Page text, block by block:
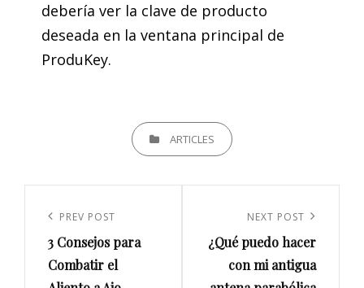
debería ver la clave de producto
deseada en la ventana principal de
ProduKey.
CATEGORIESARTICLES
entradas
Previous
Post
PREV POST
3 Consejos para
Combatir el
Post
NEXT POST
¿Qué puedo hacer
con mi antigua